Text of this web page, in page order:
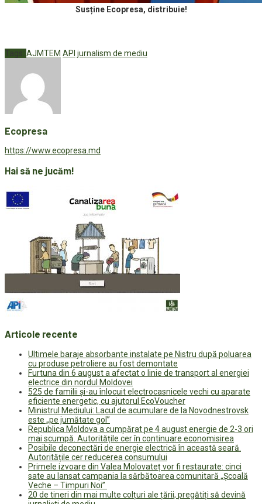
Susține Ecopresa, distribuie!
Tags: AJMTEM API jurnalism de mediu
Ecopresa
https://www.ecopresa.md
Hai să ne jucăm!
Articole recente
Ultimele baraje absorbante instalate pe Nistru după poluarea
cu produse petroliere au fost demontate
Furtuna din 6 august a afectat o linie de transport al energiei
electrice din nordul Moldovei
525 de familii și-au înlocuit electrocasnicele vechi cu aparate
eficiente energetic, cu ajutorul EcoVoucher
Ministrul Mediului: Lacul de acumulare de la Novodnestrovsk
este „pe jumătate gol”
Republica Moldova a cumpărat pe 4 august energie de 2-3 ori
mai scumpă. Autoritățile cer în continuare economisirea
Posibile deconectări de energie electrică în această seară.
Autoritățile cer reducerea consumului
Primele izvoare din Valea Molovateț vor fi restaurate: cinci
sate au lansat campania la sărbătoarea comunitară „Școală
Veche – Timpuri Noi”
20 de tineri din mai multe colțuri ale țării, pregătiți să devină